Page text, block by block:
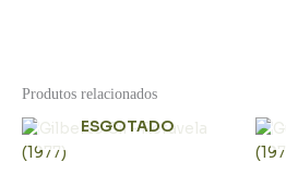
Produtos relacionados
ESGOTADO